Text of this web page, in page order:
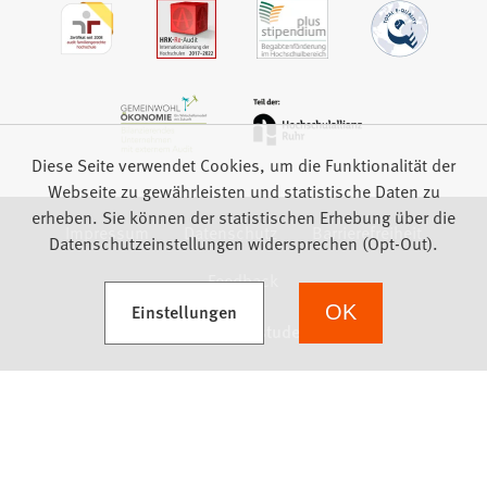
Impressum Datenschutz
Barrierefreiheit
Feedback
Diese Seite verwendet Cookies, um die Funktionalität der
Webseite zu gewährleisten und statistische Daten zu
erheben. Sie können der statistischen Erhebung über die
Datenschutzeinstellungen widersprechen (Opt-Out).
Einstellungen
(Öffnet in einem neuen Tab) OK